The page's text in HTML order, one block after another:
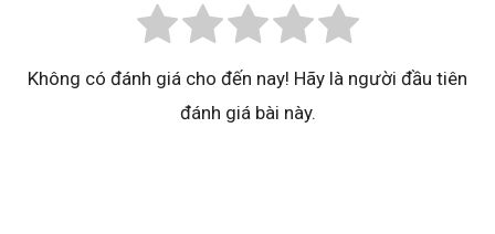
Không có đánh giá cho đến nay! Hãy là người đầu tiên
đánh giá bài này.